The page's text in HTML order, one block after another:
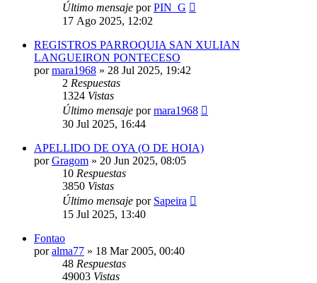
Último mensaje porPIN_G
17 Ago 2025, 12:02
REGISTROS PARROQUIA SAN XULIAN
LANGUEIRON PONTECESO
pormara1968 » 28 Jul 2025, 19:42
2 Respuestas
1324 Vistas
Último mensaje pormara1968
30 Jul 2025, 16:44
APELLIDO DE OYA (O DE HOIA)
porGragom » 20 Jun 2025, 08:05
10 Respuestas
3850 Vistas
Último mensaje por Sapeira
15 Jul 2025, 13:40
Fontao
poralma77 » 18 Mar 2005, 00:40
48 Respuestas
49003 Vistas